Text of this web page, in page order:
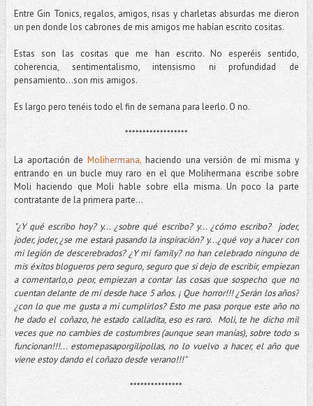
Entre Gin Tonics, regalos, amigos, risas y charletas absurdas me dieron
un pen donde los cabrones de mis amigos me habían escrito cositas.
Estas son las cositas que me han escrito. No esperéis sentido,
coherencia, sentimentalismo, intensismo ni profundidad de
pensamiento...son mis amigos.
Es largo pero tenéis todo el fin de semana para leerlo. O no.
******************
La aportación deMolihermana, haciendo una versión de mí misma y
entrando en un bucle muy raro en el que Molihermana escribe sobre
Moli haciendo que Moli hable sobre ella misma. Un poco la parte
contratante de la primera parte...
"¿Y qué escribo hoy? y... ¿sobre qué escribo? y... ¿cómo escribo? joder,
joder, joder, ¿se me estará pasando la inspiración? y...¿qué voy a hacer con
mi legión de descerebrados? ¿Y mi family? no han celebrado ninguno de
mis éxitos blogueros pero seguro, seguro que si dejo de escribir, empiezan
a comentarlo,o peor, empiezan a contar las cosas que sospecho que no
cuentan delante de mí desde hace 5 años. ¡ Que horror!!! ¿Serán los años?
¿con lo que me gusta a mi cumplirlos? Esto me pasa porque este año no
he dado el coñazo, he estado calladita, eso es raro. Moli, te he dicho mil
veces que no cambies de costumbres (aunque sean manías), sobre todo si
funcionan!!!... estomepasaporgilipollas, no lo vuelvo a hacer, el año que
viene estoy dando el coñazo desde verano!!!"
***************